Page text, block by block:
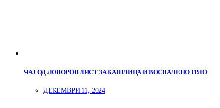
ЧАЈ ОД ЛОВОРОВ ЛИСТ ЗА КАШЛИЦА И ВОСПАЛЕНО ГРЛО
ДЕКЕМВРИ 11, 2024